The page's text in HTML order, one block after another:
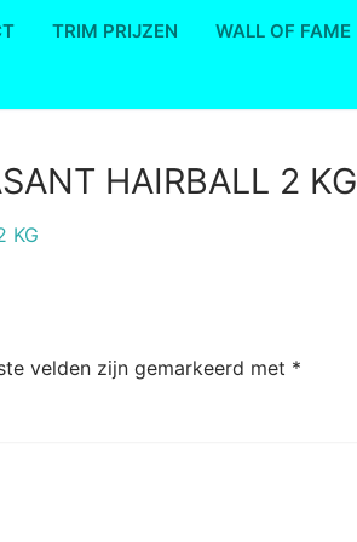
TRIM PRIJZEN WALL OF FAME
HAIRBALL 2 KG
velden zijn gemarkeerd met *